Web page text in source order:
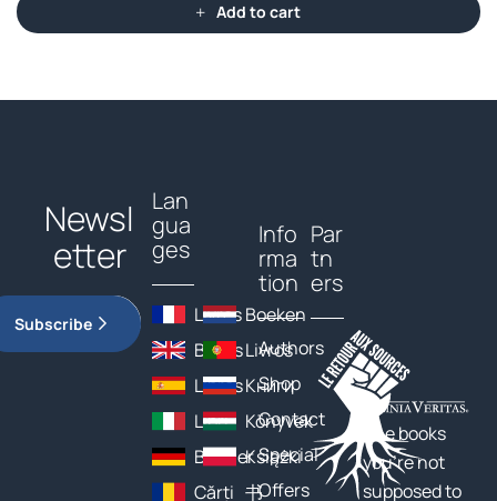
Add to cart
Newsl
etter
Subscribe
Lan
gua
ges
Livres
Books
Libros
Libri
Bücher
Cărți
Boeken
Livros
Книги
Könyvek
Książki
书
Info
rma
tion
Authors
Shop
Contact
Special
Offers
Par
tn
ers
The books
you’re not
supposed to